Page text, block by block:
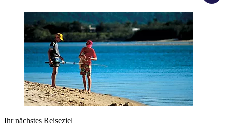
Ihr nächstes Reiseziel